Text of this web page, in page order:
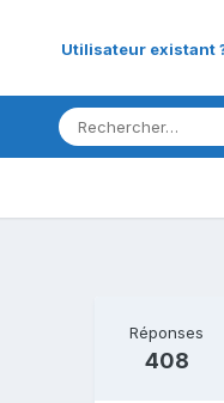
Utilisateur existant
Réponses
408